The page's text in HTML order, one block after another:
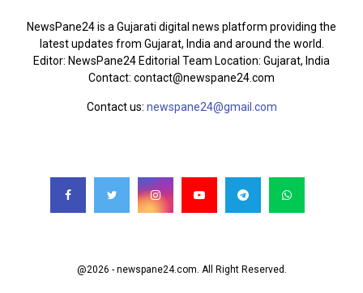
NewsPane24 is a Gujarati digital news platform providing the
latest updates from Gujarat, India and around the world.
Editor: NewsPane24 Editorial Team Location: Gujarat, India
Contact: contact@newspane24.com
Contact us: newspane24@gmail.com
@2026 - newspane24.com. All Right Reserved.